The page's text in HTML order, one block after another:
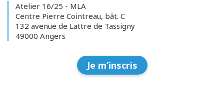
Atelier 16/25 - MLA
Centre Pierre Cointreau, bât. C
132 avenue de Lattre de Tassigny
49000 Angers
Je m’inscris